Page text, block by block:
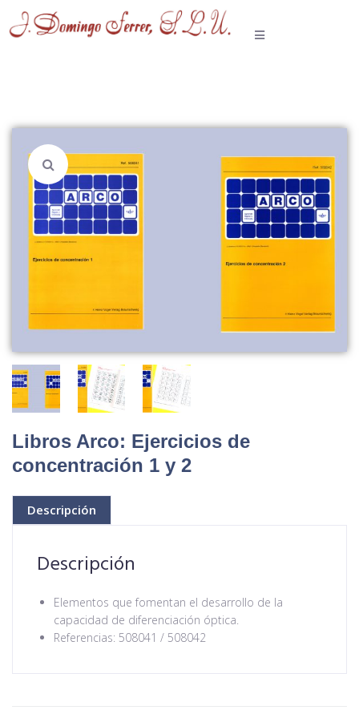
Libros Arco: Ejercicios de
concentración 1 y 2
Descripción
Descripción
Elementos que fomentan el desarrollo de la
capacidad de diferenciación óptica.
Referencias: 508041 / 508042